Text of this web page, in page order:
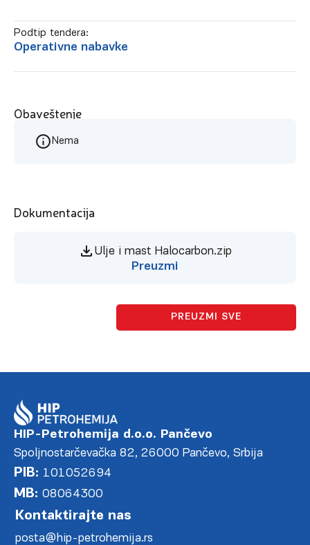
Podtip tendera:
Operativne nabavke
Obaveštenje
Nema
Dokumentacija
Ulje i mast Halocarbon.zip
Preuzmi
PREUZMI SVE
HIP-Petrohemija d.o.o. Pančevo
Spoljnostarčevačka 82, 26000 Pančevo, Srbija
PIB: 101052694
MB: 08064300
Kontaktirajte nas
posta@hip-petrohemija.rs